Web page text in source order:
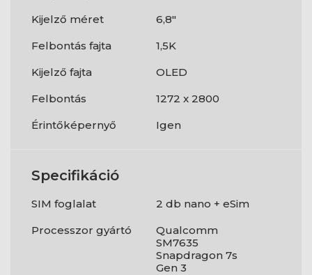
Kijelző méret
6,8"
Felbontás fajta
1,5K
Kijelző fajta
OLED
Felbontás
1272 x 2800
Érintőképernyő
Igen
Specifikáció
SIM foglalat
2 db nano + eSim
Processzor gyártó
Qualcomm
SM7635
Snapdragon 7s
Gen 3